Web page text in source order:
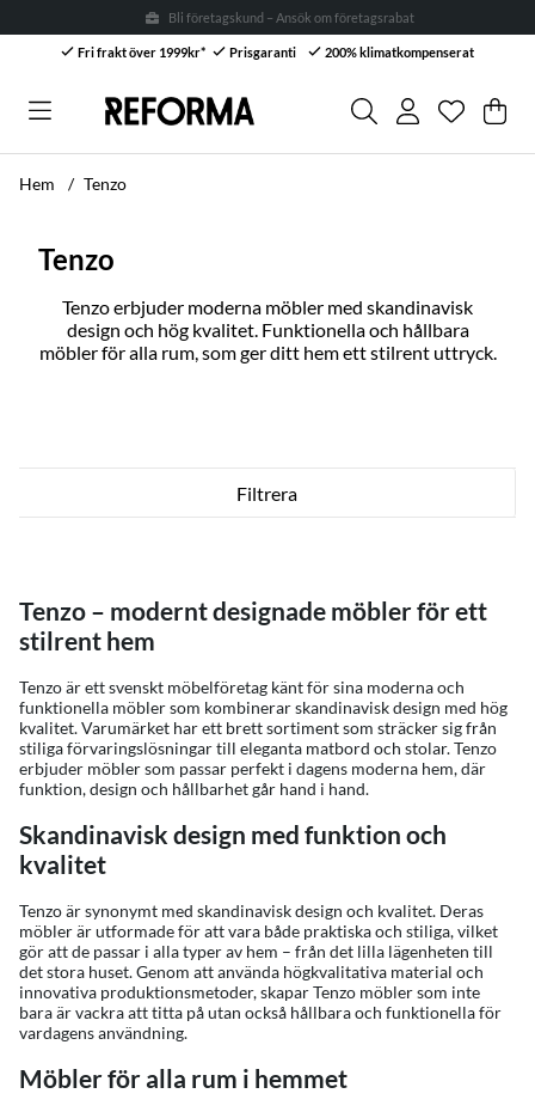
Bli företagskund – Ansök om företagsrabatt* →
Fri frakt över 1999kr* Prisgaranti 200% klimatkompenserat
Antal i
. .
Hem Tenzo
Tenzo
Tenzo erbjuder moderna möbler med skandinavisk
design och hög kvalitet. Funktionella och hållbara
möbler för alla rum, som ger ditt hem ett stilrent uttryck.
Filtrera
Tenzo – modernt designade möbler för ett
stilrent hem
Tenzo är ett svenskt möbelföretag känt för sina moderna och
funktionella möbler som kombinerar skandinavisk design med hög
kvalitet. Varumärket har ett brett sortiment som sträcker sig från
stiliga förvaringslösningar till eleganta matbord och stolar. Tenzo
erbjuder möbler som passar perfekt i dagens moderna hem, där
funktion, design och hållbarhet går hand i hand.
Skandinavisk design med funktion och
kvalitet
Tenzo är synonymt med skandinavisk design och kvalitet. Deras
möbler är utformade för att vara både praktiska och stiliga, vilket
gör att de passar i alla typer av hem – från det lilla lägenheten till
det stora huset. Genom att använda högkvalitativa material och
innovativa produktionsmetoder, skapar Tenzo möbler som inte
bara är vackra att titta på utan också hållbara och funktionella för
vardagens användning.
Möbler för alla rum i hemmet